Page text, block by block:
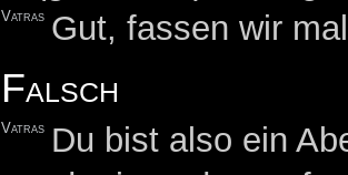
Vatras Gut, fassen wir
Falsch
Vatras Du bist also ein